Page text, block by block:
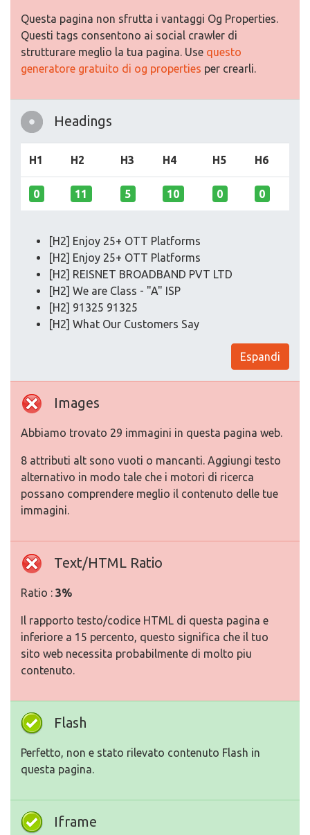
Questa pagina non sfrutta i vantaggi Og Properties.
Questi tags consentono ai social crawler di
strutturare meglio la tua pagina. Use questo
generatore gratuito di og properties per crearli.
Headings
H1 H2 H3 H4 H5 H6
0 11 5 10 0 0
[H2] Enjoy 25+ OTT Platforms
[H2] Enjoy 25+ OTT Platforms
[H2] REISNET BROADBAND PVT LTD
[H2] We are Class - "A" ISP​
[H2] 91325 91325
[H2] What Our Customers Say
Espandi
Images
Abbiamo trovato 29 immagini in questa pagina web.
8 attributi alt sono vuoti o mancanti. Aggiungi testo
alternativo in modo tale che i motori di ricerca
possano comprendere meglio il contenuto delle tue
immagini.
Text/HTML Ratio
Ratio : 3%
Il rapporto testo/codice HTML di questa pagina e
inferiore a 15 percento, questo significa che il tuo
sito web necessita probabilmente di molto piu
contenuto.
Flash
Perfetto, non e stato rilevato contenuto Flash in
questa pagina.
Iframe